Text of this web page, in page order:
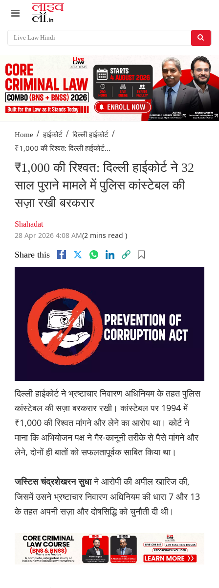
Home / हाईकोर्ट / दिल्ली हाईकोर्ट /
₹1,000 की रिश्वत: दिल्ली हाईकोर्ट...
₹1,000 की रिश्वत: दिल्ली हाईकोर्ट ने 32
साल पुराने मामले में पुलिस कांस्टेबल की
सज़ा रखी बरकरार
Shahadat
28 Apr 2026 4:08 AM(2 mins read )
Share this
दिल्ली हाईकोर्ट ने भ्रष्टाचार निवारण अधिनियम के तहत पुलिस
कांस्टेबल की सज़ा बरकरार रखी। कांस्टेबल पर 1994 में
₹1,000 की रिश्वत मांगने और लेने का आरोप था। कोर्ट ने
माना कि अभियोजन पक्ष ने गैर-कानूनी तरीके से पैसे मांगने और
लेने, दोनों ही बातों को सफलतापूर्वक साबित किया था।
जस्टिस चंद्रशेखरन सुधाने आरोपी की अपील खारिज की,
जिसमें उसने भ्रष्टाचार निवारण अधिनियम की धारा 7 और 13
के तहत अपनी सज़ा और दोषसिद्धि को चुनौती दी थी।